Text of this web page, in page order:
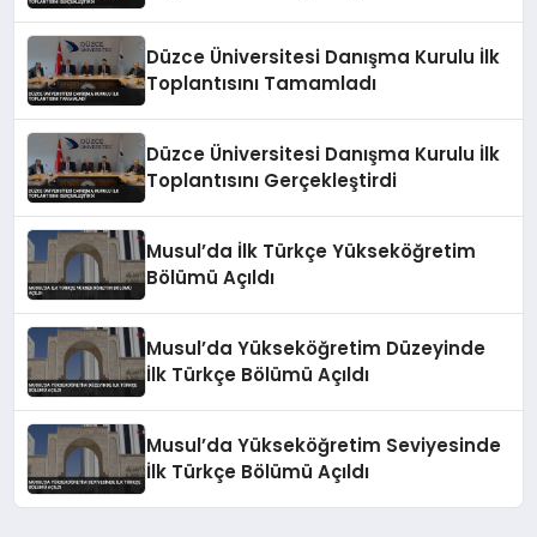
Düzce Üniversitesi Danışma Kurulu İlk
Toplantısını Tamamladı
Düzce Üniversitesi Danışma Kurulu İlk
Toplantısını Gerçekleştirdi
Musul’da İlk Türkçe Yükseköğretim
Bölümü Açıldı
Musul’da Yükseköğretim Düzeyinde
İlk Türkçe Bölümü Açıldı
Musul’da Yükseköğretim Seviyesinde
İlk Türkçe Bölümü Açıldı